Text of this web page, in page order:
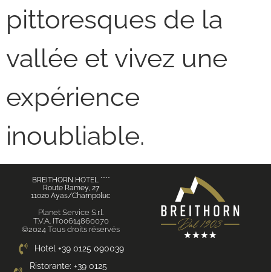
pittoresques de la
vallée et vivez une
expérience
inoubliable.
BREITHORN HOTEL ****
Route Ramey, 27
11020 Ayas/Champoluc
Planet Service S.r.l.
T.V.A. IT00614860070
©2024 Tous droits réservés
Hotel +39 0125 090039
Ristorante: +39 0125